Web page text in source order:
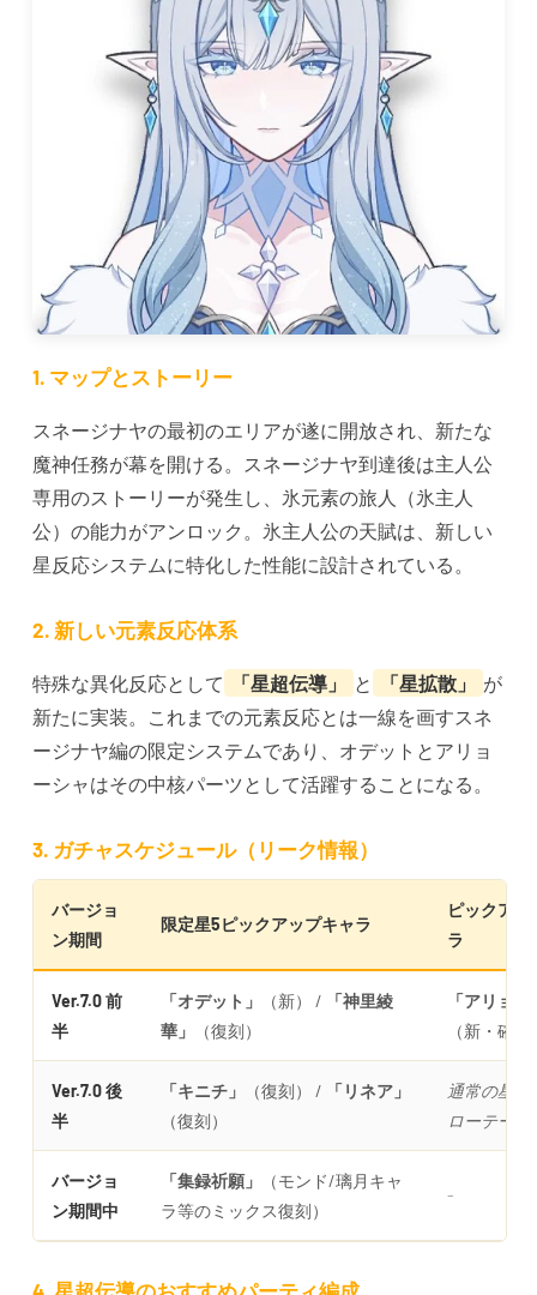
1. マップとストーリー
スネージナヤの最初のエリアが遂に開放され、新たな
魔神任務が幕を開ける。スネージナヤ到達後は主人公
専用のストーリーが発生し、氷元素の旅人（氷主人
公）の能力がアンロック。氷主人公の天賦は、新しい
星反応システムに特化した性能に設計されている。
2. 新しい元素反応体系
特殊な異化反応として 「星超伝導」 と 「星拡散」
が
新たに実装。これまでの元素反応とは一線を画すスネ
ージナヤ編の限定システムであり、オデットとアリョ
ーシャはその中核パーツとして活躍することになる。
3. ガチャスケジュール（リーク情報）
バージョ
ン期間
限定星5ピックアップキャラ
ピックア
ラ
Ver.7.0 前
半
「オデット」 （新） /
「神里綾
華」
（復刻）
「アリョ
（新・確率
Ver.7.0 後
半
「キニチ」 （復刻） /
「リネア」
（復刻）
通常の星4
ローテーシ
バージョ
ン期間中
「集録祈願」
（モンド/璃月キャ
ラ等のミックス復刻）
-
4. 星超伝導のおすすめパーティ編成